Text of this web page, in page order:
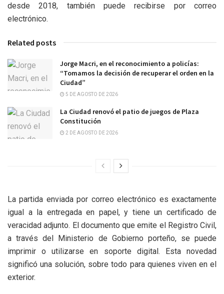
desde 2018, también puede recibirse por correo
electrónico.
Related posts
Jorge Macri, en el reconocimiento a policías:
“Tomamos la decisión de recuperar el orden en la
Ciudad”
5 DE AGOSTO DE 2026
La Ciudad renovó el patio de juegos de Plaza
Constitución
2 DE AGOSTO DE 2026
La partida enviada por correo electrónico es exactamente
igual a la entregada en papel, y tiene un certificado de
veracidad adjunto. El documento que emite el Registro Civil,
a través del Ministerio de Gobierno porteño, se puede
imprimir o utilizarse en soporte digital. Esta novedad
significó una solución, sobre todo para quienes viven en el
exterior.